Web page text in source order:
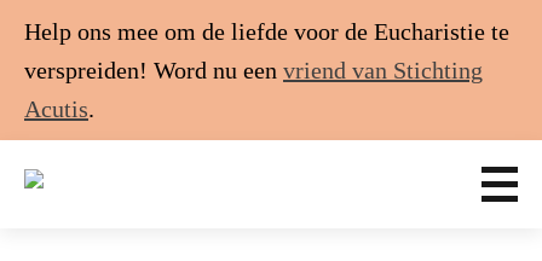
Help ons mee om de liefde voor de Eucharistie te
verspreiden! Word nu een vriend van Stichting
Acutis.